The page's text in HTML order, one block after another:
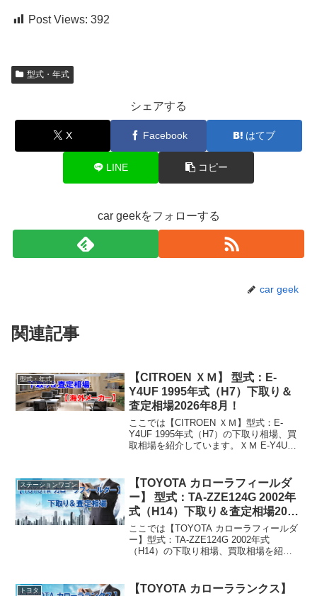
Post Views: 392
型式・年式
シェアする
X Facebook はてブ
LINE コピー
car geekをフォローする
car geek
関連記事
型式・年式
【CITROEN ＸＭ】 型式：E-
Y4UF 1995年式（H7）下取り＆
査定相場2026年8月！
ここでは【CITROEN ＸＭ】型式：E-
Y4UF 1995年式（H7）の下取り相場、買
取相場を紹介しています。ＸＭ E-Y4UF
相場：マイナス1万円～17万...
ステーションワゴン
【TOYOTA カローラフィールダ
ー】 型式：TA-ZZE124G 2002年
式（H14）下取り＆査定相場2026
年8月！
ここでは【TOYOTA カローラフィールダ
ー】型式：TA-ZZE124G 2002年式
（H14）の下取り相場、買取相場を紹介
買取相場下取り相場：マイナ...
トヨタ
【TOYOTA カローラランクス】